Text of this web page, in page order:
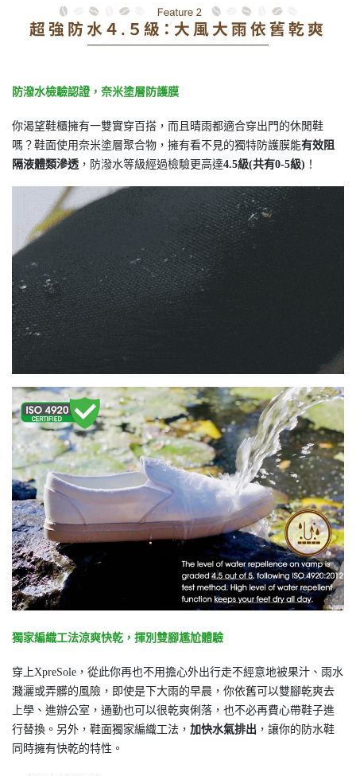
防潑水檢驗認證，奈米塗層防護膜
你渴望鞋櫃擁有一雙實穿百搭，而且晴雨都適合穿出門的休閒鞋
嗎？鞋面使用奈米塗層聚合物，擁有看不見的獨特防護膜能有效阻
隔液體類滲透 ，防潑水等級經過檢驗更高達4.5級(共有0-5級) ！
獨家編織工法涼爽快乾，揮別雙腳尷尬體驗
穿上XpreSole，從此你再也不用擔心外出行走不經意地被果汁、雨水
濺灑或弄髒的風險，即使是下大雨的早晨，你依舊可以雙腳乾爽去
上學、進辦公室，通勤也可以很乾爽俐落，也不必再費心帶鞋子進
行替換。另外，鞋面獨家編織工法， 加快水氣排出 ，讓你的防水鞋
同時擁有快乾的特性。